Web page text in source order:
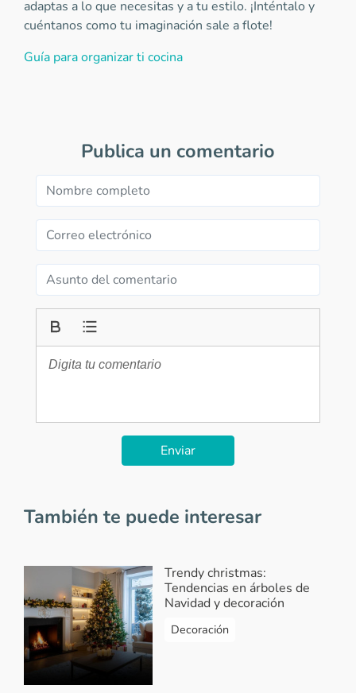
adaptas a lo que necesitas y a tu estilo. ¡Inténtalo y
cuéntanos como tu imaginación sale a flote!
Guía para organizar ti cocina
Publica un comentario
Enviar
También te puede interesar
Trendy christmas:
Tendencias en árboles de
Navidad y decoración
Decoración